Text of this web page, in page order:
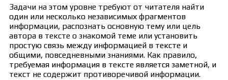
Задачи на этом уровне требуют от читателя найти
один или несколько независимых фрагментов
информации, распознать основную тему или цель
автора в тексте о знакомой теме или установить
простую связь между информацией в тексте и
общими, повседневными знаниями. Как правило,
требуемая информация в тексте является заметной, и
текст не содержит противоречивой информации.